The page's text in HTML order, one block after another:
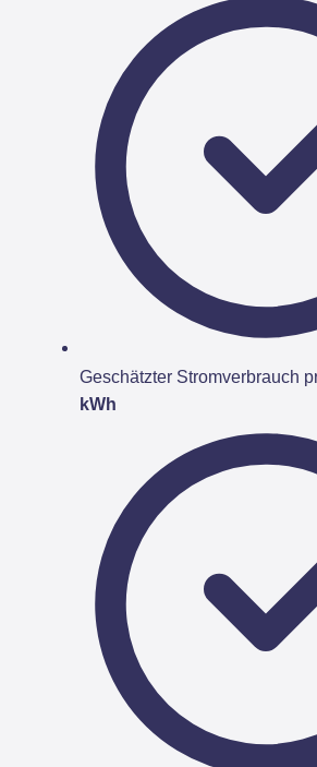
Geschätzter Stromverbrauch
kWh